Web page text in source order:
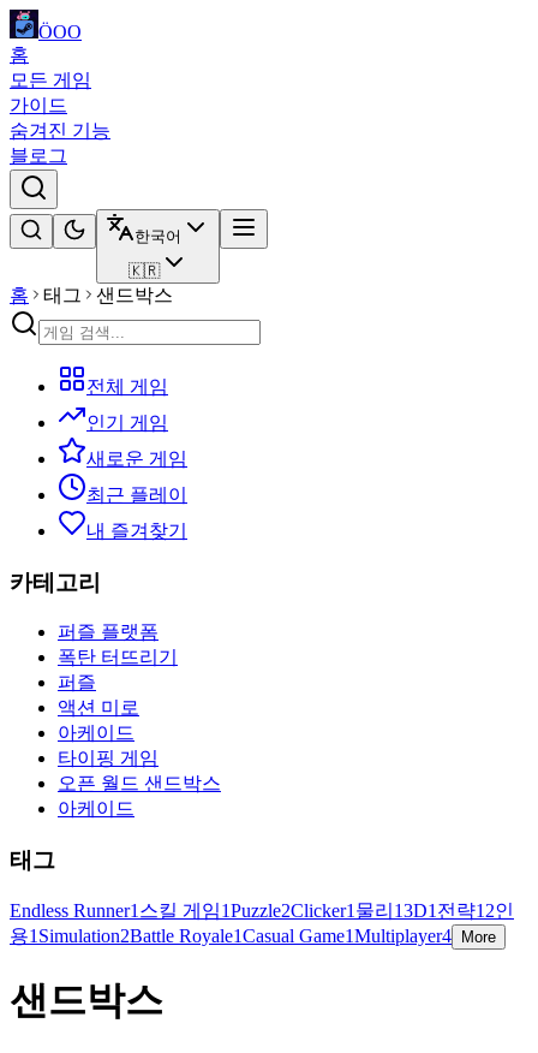
ÖOO
홈
모든 게임
가이드
숨겨진 기능
블로그
한국어
🇰🇷
홈 태그 샌드박스
전체 게임
인기 게임
새로운 게임
최근 플레이
내 즐겨찾기
카테고리
퍼즐 플랫폼
폭탄 터뜨리기
퍼즐
액션 미로
아케이드
타이핑 게임
오픈 월드 샌드박스
아케이드
태그
Endless Runner1 스킬 게임1Puzzle2Clicker1 물리 13D1 전략1 2인
용1 Simulation2Battle Royale1Casual Game1Multiplayer4 More
샌드박스